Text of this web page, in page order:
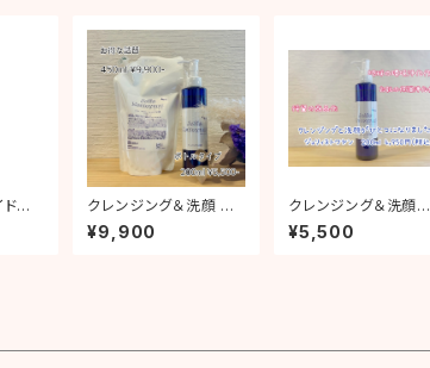
レ
クレンジング＆洗顔 ジ
ョリィネトワヤン詰替 4
50ml
¥9,900
クレンジング＆洗顔
ジョリィネトワヤン
¥5,500